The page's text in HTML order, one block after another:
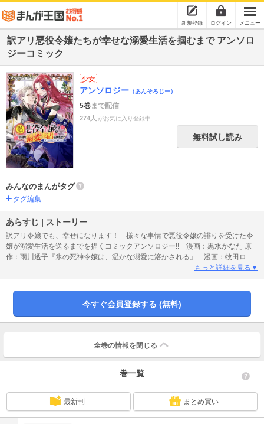
新規登録 ログイン メニュー
訳アリ悪役令嬢たちが幸せな溺愛生活を掴むまで アンソロ
ジーコミック
少女
アンソロジー （あんそろじー）
5巻まで配信
274人 がお気に入り登録中
無料試し読み
みんなのまんがタグ
タグ編集
あらすじ | ストーリー
訳アリ令嬢でも、幸せになります！ 様々な事情で悪役令嬢の誹りを受けた令
嬢が溺愛生活を送るまでを描くコミックアンソロジー!! 漫画：黒水かなた 原
作：雨川透子『氷の死神令嬢は、温かな溺愛に溶かされる』 漫画：牧田ロン
原作：琴子『悪役令嬢に転生したので、最強美少年を育て上げて生き延びよう
令嬢のアレクシアでございます』 漫画：十的々マト『怪物令嬢レマニュエル
の受難』 漫画：海人井槙『不細工と言われ婚約破棄されたので、美人になる
メイク技術を習得しました！』
もっと詳細を見る▼
今すぐ会員登録する (無料)
全巻の情報を 閉じる
巻一覧
最新刊 まとめ買い